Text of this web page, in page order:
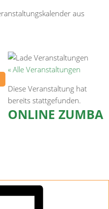
aus
« Alle Veranstaltungen
Diese Veranstaltung hat
bereits stattgefunden.
ONLINE ZUMBA